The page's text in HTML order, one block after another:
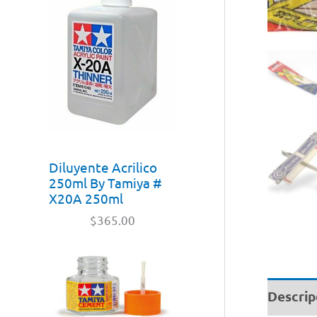
Diluyente Acrilico
250ml By Tamiya #
X20A 250ml
$365.00